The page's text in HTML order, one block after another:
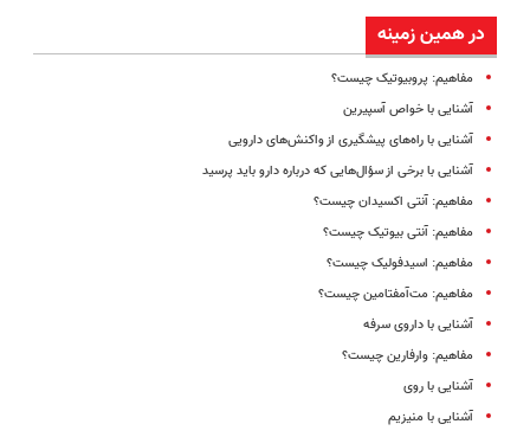
در همین زمینه
مفاهیم: پروبیوتیک چیست؟
آشنایی با خواص آسپیرین
آشنایی با راه‌های پیشگیری از واکنش‌های دارویی
آشنایی با برخی از سؤال‌هایی که درباره دارو باید پرسید
مفاهیم: آنتی اکسیدان چیست؟
مفاهیم: آنتی‌ بیوتیک چیست؟
مفاهیم: اسیدفولیک چیست؟
مفاهیم: مت‌آمفتامین چیست؟
آشنایی با داروی سرفه
مفاهیم: وارفارین چیست؟
آشنایی با روی
آشنایی با منیزیم